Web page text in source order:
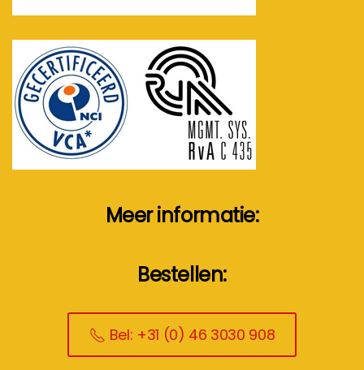
Meer informatie:
Bestellen:
Bel: +31 (0) 46 3030 908